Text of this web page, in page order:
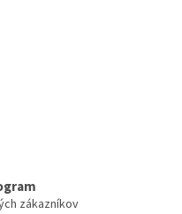
zákazníkov